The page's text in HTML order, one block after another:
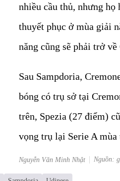
nhiều cầu thủ, nhưng
thuyết phục ở mùa giải
năng cũng sẽ phải trở
Sau Sampdoria,
bóng có trụ sở tại
trên, Spezia (27 điểm)
vọng trụ lại Serie A mùa
Nguyễn Văn Minh Nhật Nguồn: